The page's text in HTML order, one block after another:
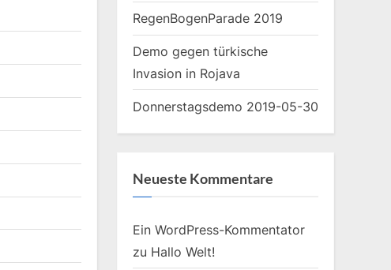
RegenBogenParade 2019
Demo gegen türkische
Invasion in Rojava
Donnerstagsdemo 2019-05-30
Neueste Kommentare
Ein WordPress-Kommentator
zu Hallo Welt!